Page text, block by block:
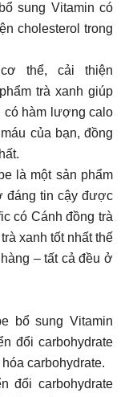
sung Vitamin có
cholesterol trong
thể, cải thiện
trà xanh giúp
hàm lượng calo
của bạn, đồng
là một sản phẩm
đáng tin cậy được
có Cánh đồng trà
xanh tốt nhất thế
– tất cả đều ở
bổ sung Vitamin
đổi carbohydrate
carbohydrate.
đổi carbohydrate